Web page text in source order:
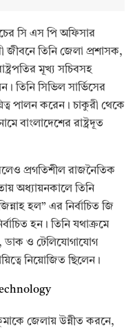
সি এস পি অফিসার
জীবনে তিনি জেলা প্রশাসক,
মূখ্য সচিবসহ
তিনি সিভিল সার্ভিসের
পালন করেন। চাকুরী থেকে
বাংলাদেশের রাষ্ট্রদূত
প্রগতিশীল রাজনৈতিক
অধ্যায়নকালে তিনি
হল” এর নির্বাচিত জি
হন। তিনি যথাক্রমে
ডাক ও টেলিযোগাযোগ
নিয়োজিত ছিলেন।
জেলায় উন্নীত করনে,